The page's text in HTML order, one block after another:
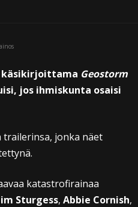
käsikirjoittama Geostorm
jos ihmiskunta osaisi
trailerinsa, jonka näet
katastrofirainaa
Sturgess, Abbie Cornish,